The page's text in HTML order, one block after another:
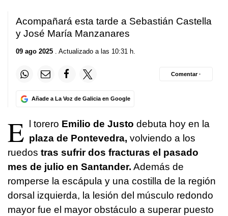
Acompañará esta tarde a Sebastián Castella
y José María Manzanares
09 ago 2025 . Actualizado a las 10:31 h.
Añade a La Voz de Galicia en Google
Comentar ·
E l torero Emilio de Justo debuta hoy en la
plaza de Pontevedra, volviendo a los
ruedos tras sufrir dos fracturas el pasado
mes de julio en Santander. Además de
romperse la escápula y una costilla de la región
dorsal izquierda, la lesión del músculo redondo
mayor fue el mayor obstáculo a superar puesto